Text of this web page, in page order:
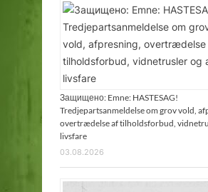
Защищено: Emne: HASTESAG!
Tredjepartsanmeldelse om grov vold,
overtrædelse af tilholdsforbud,
livsfare
03.08.2026